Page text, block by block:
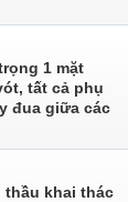
1 mặt
tất cả phụ
đua giữa các
thầu khai thác